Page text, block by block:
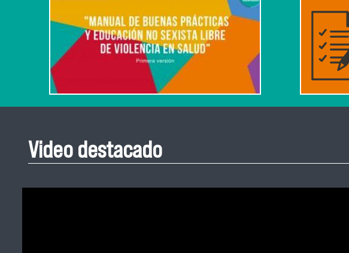
Video destacado